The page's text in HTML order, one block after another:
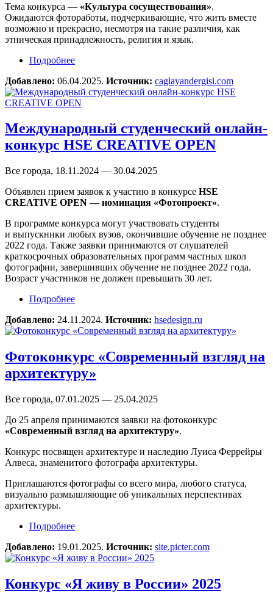
Тема конкурса — «Культура сосуществования».
Ожидаются фотоработы, подчеркивающие, что жить вместе
возможно и прекрасно, несмотря на такие различия, как
этническая принадлежность, религия и язык.
Подробнее
Добавлено: 06.04.2025. Источник: caglayandergisi.com
Международный студенческий онлайн-
конкурс HSE CREATIVE OPEN
Все города, 18.11.2024 — 30.04.2025
Объявлен прием заявок к участию в конкурсе HSE
CREATIVE OPEN — номинация «Фотопроект».
В программе конкурса могут участвовать студенты
и выпускники любых вузов, окончившие обучение не позднее
2022 года. Также заявки принимаются от слушателей
краткосрочных образовательных программ частных школ
фотографии, завершивших обучение не позднее 2022 года.
Возраст участников не должен превышать 30 лет.
Подробнее
Добавлено: 24.11.2024. Источник: hsedesign.ru
Фотоконкурс «Современный взгляд на
архитектуру»
Все города, 07.01.2025 — 25.04.2025
До 25 апреля принимаются заявки на фотоконкурс
«Современный взгляд на архитектуру».
Конкурс посвящен архитектуре и наследию Луиса Феррейры
Алвеса, знаменитого фотографа архитектуры.
Приглашаются фотографы со всего мира, любого статуса,
визуально размышляющие об уникальных перспективах
архитектуры.
Подробнее
Добавлено: 19.01.2025. Источник: site.picter.com
Конкурс «Я живу в России» 2025